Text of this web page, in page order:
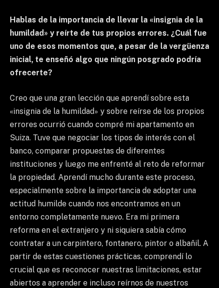
Hablas de la importancia de llevar la «insignia de la
humildad» y reírte de tus propios errores. ¿Cuál fue
uno de esos momentos que, a pesar de la vergüenza
inicial, te enseñó algo que ningún posgrado podría
ofrecerte?
Creo que una gran lección que aprendí sobre esta
«insignia de la humildad» y sobre reírse de los propios
errores ocurrió cuando compré mi apartamento en
Suiza. Tuve que negociar los tipos de interés con el
banco, comparar propuestas de diferentes
instituciones y luego me enfrenté al reto de reformar
la propiedad. Aprendí mucho durante este proceso,
especialmente sobre la importancia de adoptar una
actitud humilde cuando nos encontramos en un
entorno completamente nuevo. Era mi primera
reforma en el extranjero y ni siquiera sabía cómo
contratar a un carpintero, fontanero, pintor o albañil. A
partir de estas cuestiones prácticas, comprendí lo
crucial que es reconocer nuestras limitaciones, estar
abiertos a aprender e incluso reírnos de nuestros